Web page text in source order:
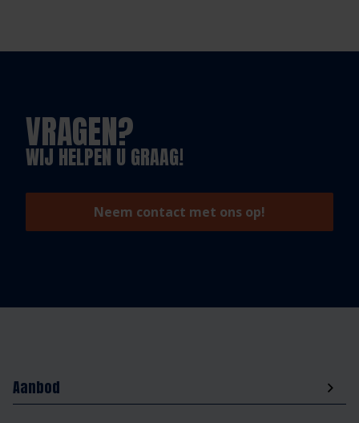
VRAGEN?
WIJ HELPEN U GRAAG!
Neem contact met ons op!
Aanbod